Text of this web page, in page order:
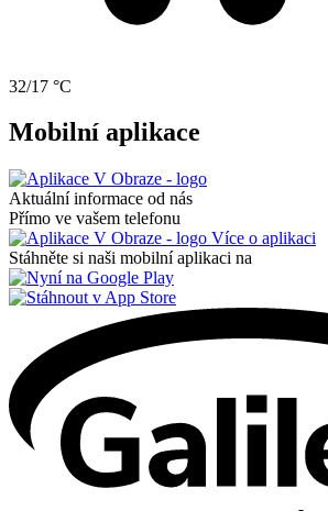
32/17 °C
Mobilní aplikace
Aktuální informace od nás
Přímo ve vašem telefonu
Více o aplikaci
Stáhněte si naši mobilní aplikaci na